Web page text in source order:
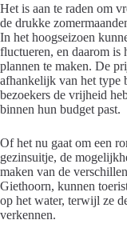
Het is aan te raden om
de drukke
In het hoogseizoen
fluctueren, en daarom is
plannen te maken. De
afhankelijk van het type
bezoekers de vrijheid
binnen hun budget past.
Of het nu gaat om een
gezinsuitje, de
maken van de
Giethoorn, kunnen
op het water, terwijl ze
verkennen.